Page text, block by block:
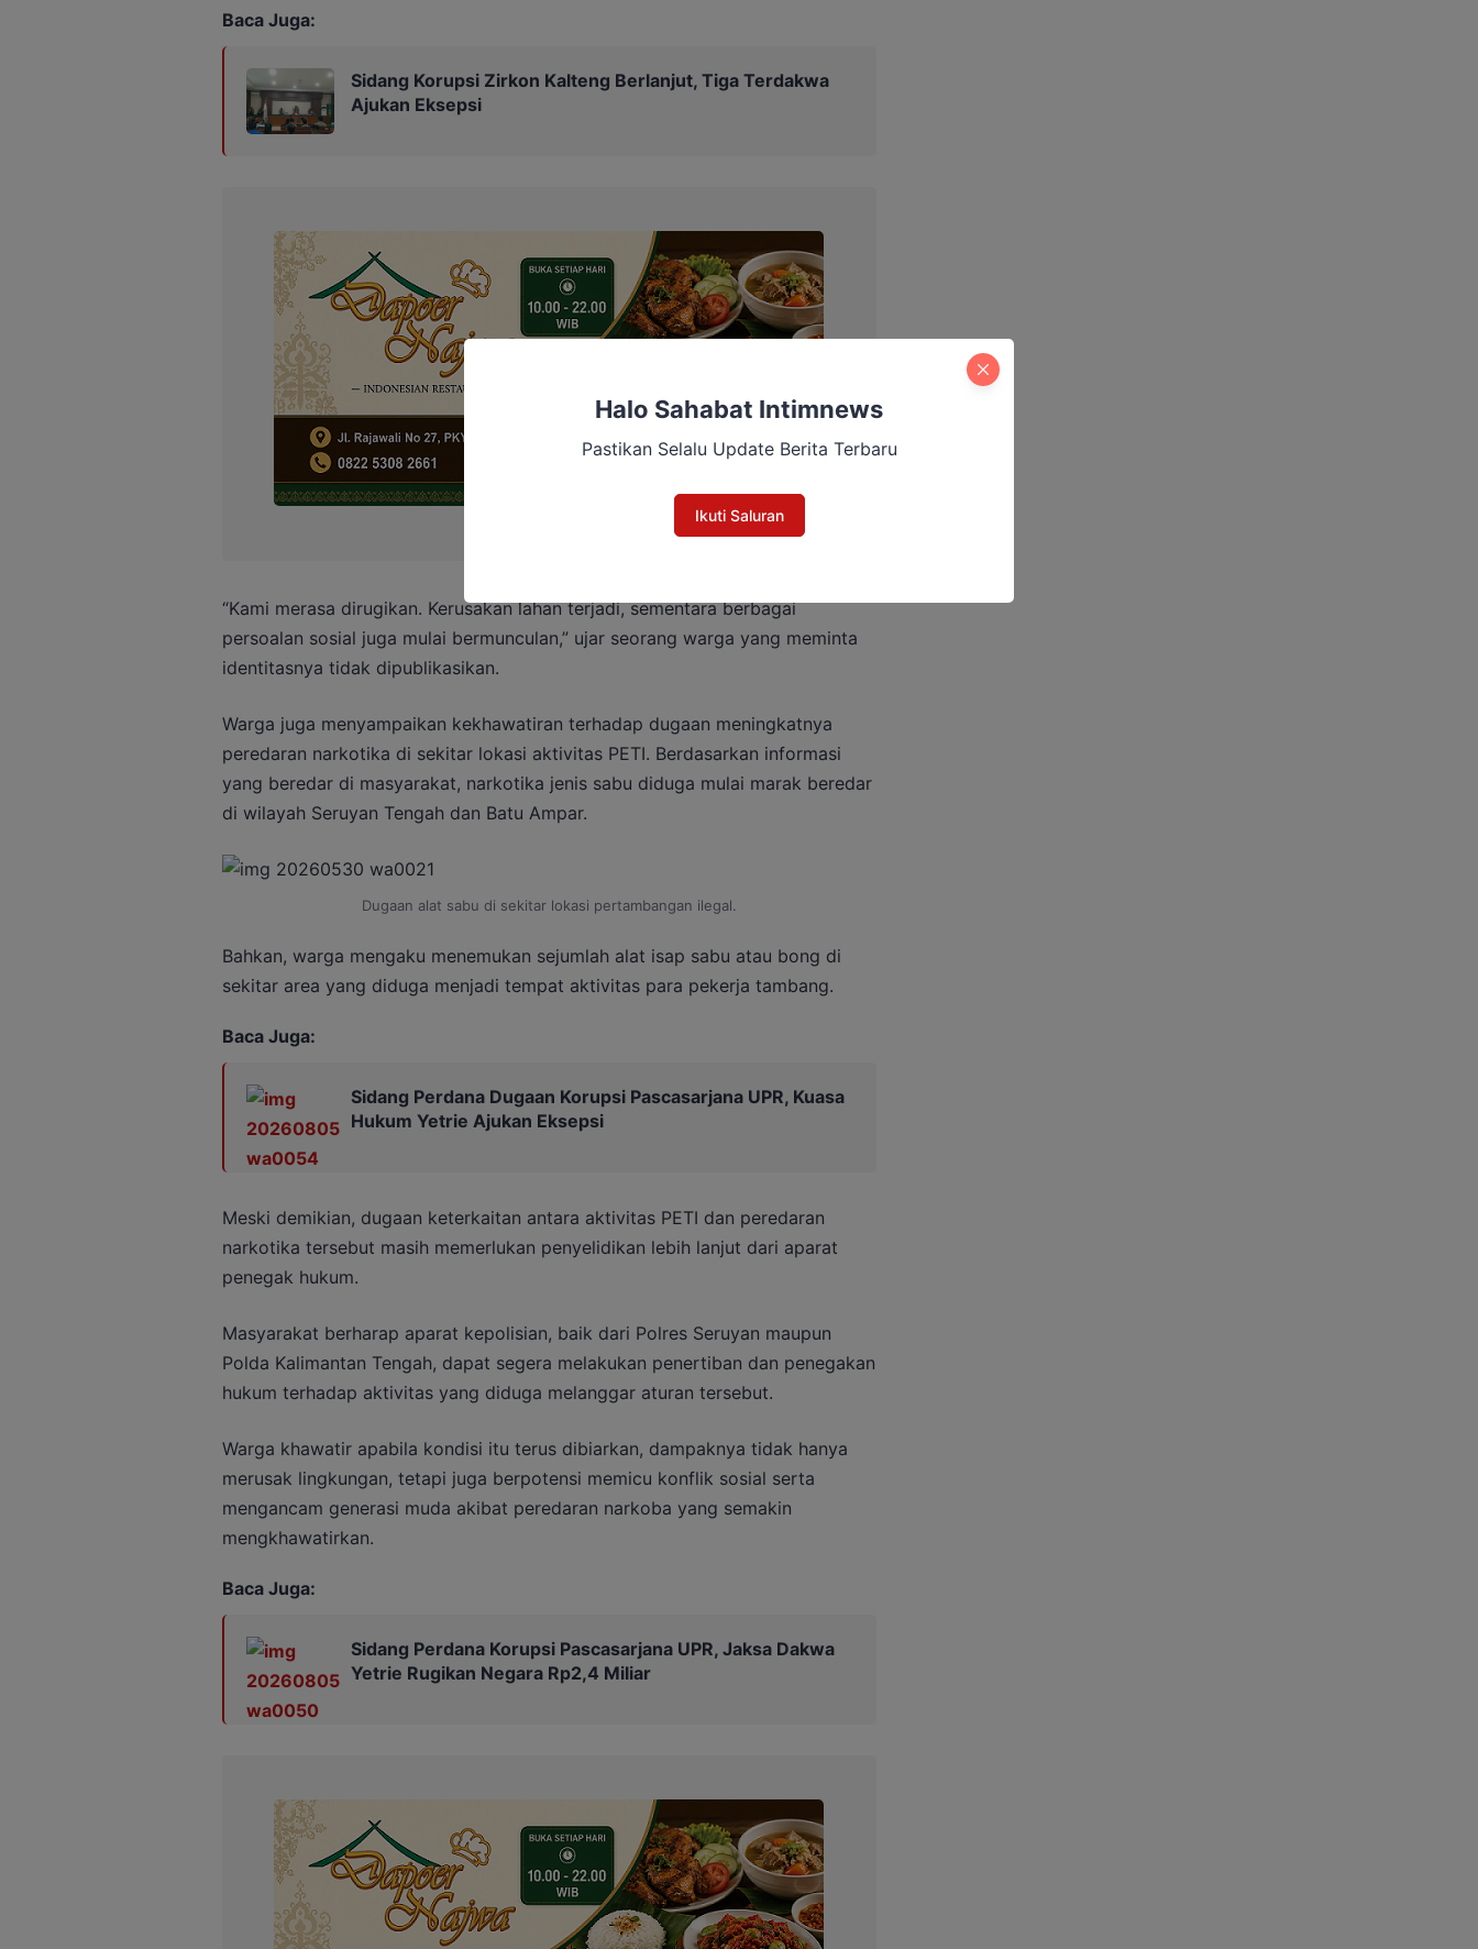
Baca Juga:
Sidang Korupsi Zirkon Kalteng Berlanjut, Tiga Terdakwa
Ajukan Eksepsi
“Kami merasa dirugikan. Kerusakan lahan terjadi, sementara berbagai
persoalan sosial juga mulai bermunculan,” ujar seorang warga yang meminta
identitasnya tidak dipublikasikan.
Warga juga menyampaikan kekhawatiran terhadap dugaan meningkatnya
peredaran narkotika di sekitar lokasi aktivitas PETI. Berdasarkan informasi
yang beredar di masyarakat, narkotika jenis sabu diduga mulai marak beredar
di wilayah Seruyan Tengah dan Batu Ampar.
Dugaan alat sabu di sekitar lokasi pertambangan ilegal.
Bahkan, warga mengaku menemukan sejumlah alat isap sabu atau bong di
sekitar area yang diduga menjadi tempat aktivitas para pekerja tambang.
Baca Juga:
Sidang Perdana Dugaan Korupsi Pascasarjana UPR, Kuasa
Hukum Yetrie Ajukan Eksepsi
Meski demikian, dugaan keterkaitan antara aktivitas PETI dan peredaran
narkotika tersebut masih memerlukan penyelidikan lebih lanjut dari aparat
penegak hukum.
Masyarakat berharap aparat kepolisian, baik dari Polres Seruyan maupun
Polda Kalimantan Tengah, dapat segera melakukan penertiban dan penegakan
hukum terhadap aktivitas yang diduga melanggar aturan tersebut.
Warga khawatir apabila kondisi itu terus dibiarkan, dampaknya tidak hanya
merusak lingkungan, tetapi juga berpotensi memicu konflik sosial serta
mengancam generasi muda akibat peredaran narkoba yang semakin
mengkhawatirkan.
Baca Juga:
Sidang Perdana Korupsi Pascasarjana UPR, Jaksa Dakwa
Yetrie Rugikan Negara Rp2,4 Miliar
Halo Sahabat Intimnews
Pastikan Selalu Update Berita Terbaru
Ikuti Saluran